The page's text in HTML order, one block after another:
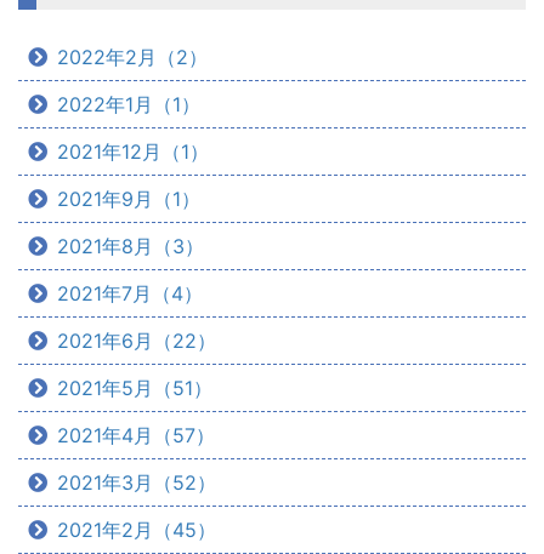
2022年2月（2）
2022年1月（1）
2021年12月（1）
2021年9月（1）
2021年8月（3）
2021年7月（4）
2021年6月（22）
2021年5月（51）
2021年4月（57）
2021年3月（52）
2021年2月（45）